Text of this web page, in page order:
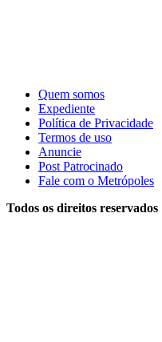
Quem somos
Expediente
Política de Privacidade
Termos de uso
Anuncie
Post Patrocinado
Fale com o Metrópoles
Todos os direitos reservados